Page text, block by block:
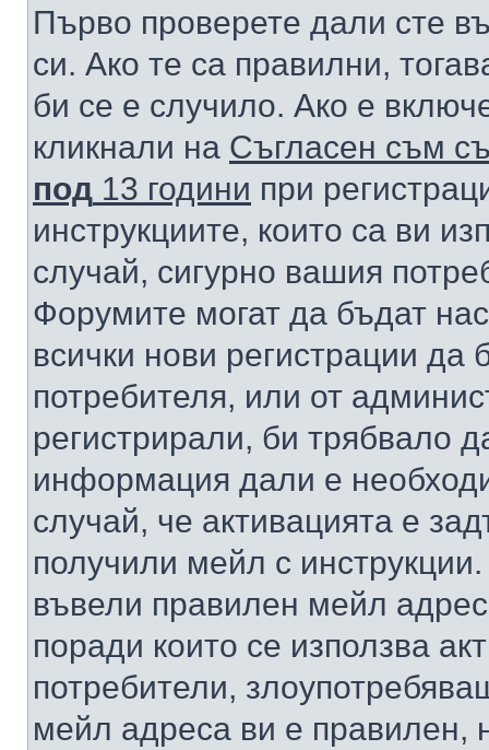
Първо проверете дали сте
си. Ако те са правилни,
би се е случило. Ако е
кликнали на Съгласен съм
под 13 години при
инструкциите, които са ви
случай, сигурно вашия
Форумите могат да бъдат
всички нови регистрации да
потребителя, или от
регистрирали, би трябвало
информация дали е
случай, че активацията е
получили мейл с
въвели правилен мейл
поради които се използва
потребители,
мейл адреса ви е правилен,